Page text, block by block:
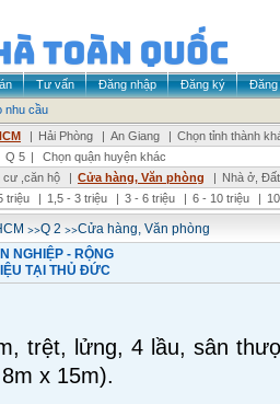
Tư vấn Đăng nhập Đăng ký
Đăng
nhu cầu
| Hải Phòng | An Giang | Chọn tỉnh thành
Q 5 |
Chọn quận huyện khác
cư ,căn hộ | Cửa hàng, Văn phòng | Nhà ở,
triệu | 1,5 - 3 triệu | 3 - 6 triệu | 6 - 10 triệu |
>>Q 2 >>Cửa hàng, Văn phòng
NGHIỆP - RỘNG
TẠI THỦ ĐỨC
trệt, lửng, 4 lầu, sân
x 15m).